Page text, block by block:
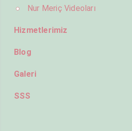
Nur Meriç Videoları
Hizmetlerimiz
Blog
Galeri
SSS